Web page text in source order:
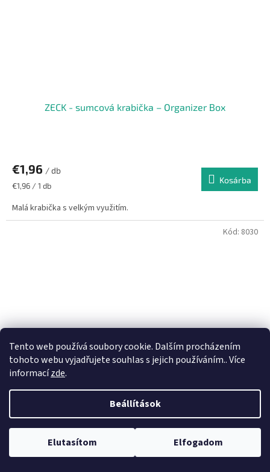
Tento web používá soubory cookie. Dalším procházením
tohoto webu vyjadřujete souhlas s jejich používáním.. Více
informacízde.
Beállítások
Elutasítom Elfogadom
ZECK - sumcová krabička – Organizer Box
€1,96 / db
Egységár:
€1,96 / 1 db
Kosárba
Malá krabička s velkým využitím.
Kód: 8030